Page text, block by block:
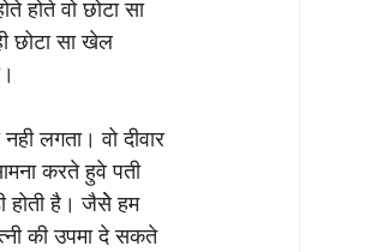
होते वो छोटा सा
छोटा सा खेल
लगता। वो दीवार
करते हुवे पती
होती है। जैसेे हम
की उपमा दे सकते